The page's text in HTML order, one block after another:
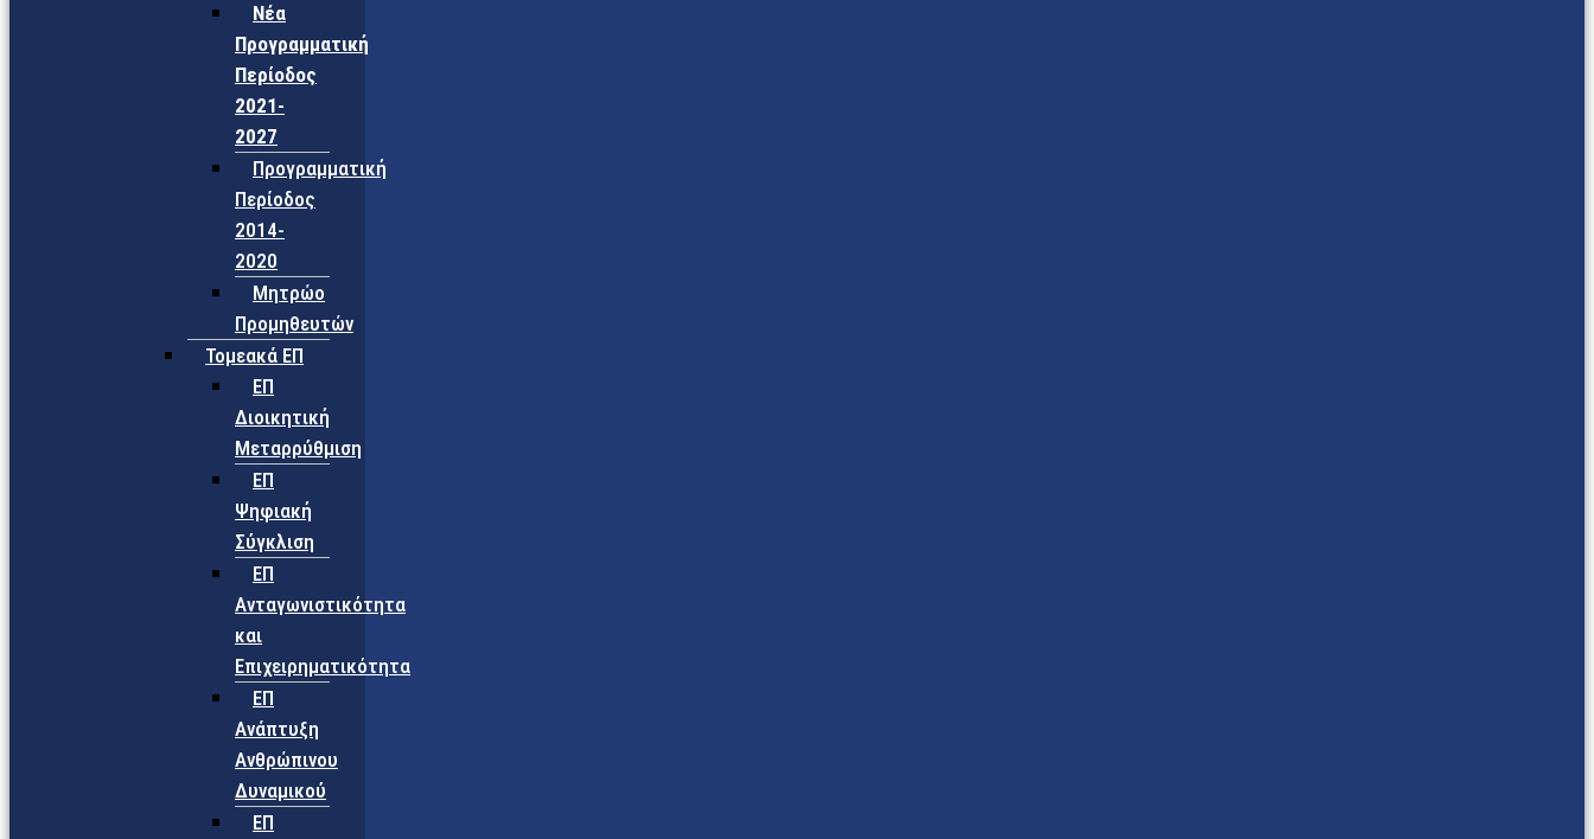
Νέα
Προγραμματική
Περίοδος
2021-
2027
Προγραμματική
Περίοδος
2014-
2020
Μητρώο
Προμηθευτών
Τομεακά ΕΠ
ΕΠ
Διοικητική
Μεταρρύθμιση
ΕΠ
Ψηφιακή
Σύγκλιση
ΕΠ
Ανταγωνιστικότητα
και
Επιχειρηματικότητα
ΕΠ
Ανάπτυξη
Ανθρώπινου
Δυναμικού
ΕΠ